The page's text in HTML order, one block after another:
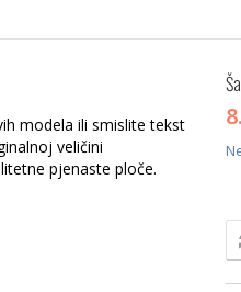
modela ili smislite tekst
veličini
pjenaste ploče.